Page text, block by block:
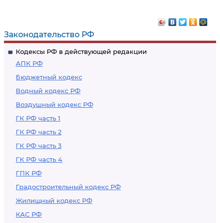
Законодательство РФ
Кодексы РФ в действующей редакции
АПК РФ
Бюджетный кодекс
Водный кодекс РФ
Воздушный кодекс РФ
ГК РФ часть 1
ГК РФ часть 2
ГК РФ часть 3
ГК РФ часть 4
ГПК РФ
Градостроительный кодекс РФ
Жилищный кодекс РФ
КАС РФ
значимой
информации,
повлекшее тяжкие
последствия
вооруженного
формирования или
участие в нем, а
равно участие в